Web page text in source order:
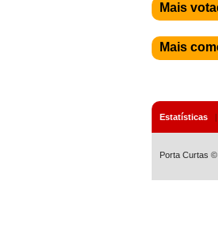
Mais
Mais
Estatísticas
Porta Curtas